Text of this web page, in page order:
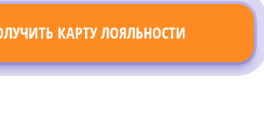
КАРТУ ЛОЯЛЬНОСТИ